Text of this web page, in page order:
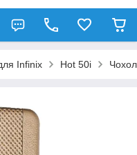
Infinix Hot 50i